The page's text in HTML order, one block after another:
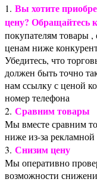
1. Вы хотите
цену? Обращайтесь
покупателям товары
ценам ниже
Убедитесь, что
должен быть точно
нам ссылку с ценой
номер телефона
2. Сравним товары
Мы вместе сравним
ниже из-за
3. Снизим цену
Мы оперативно
возможности